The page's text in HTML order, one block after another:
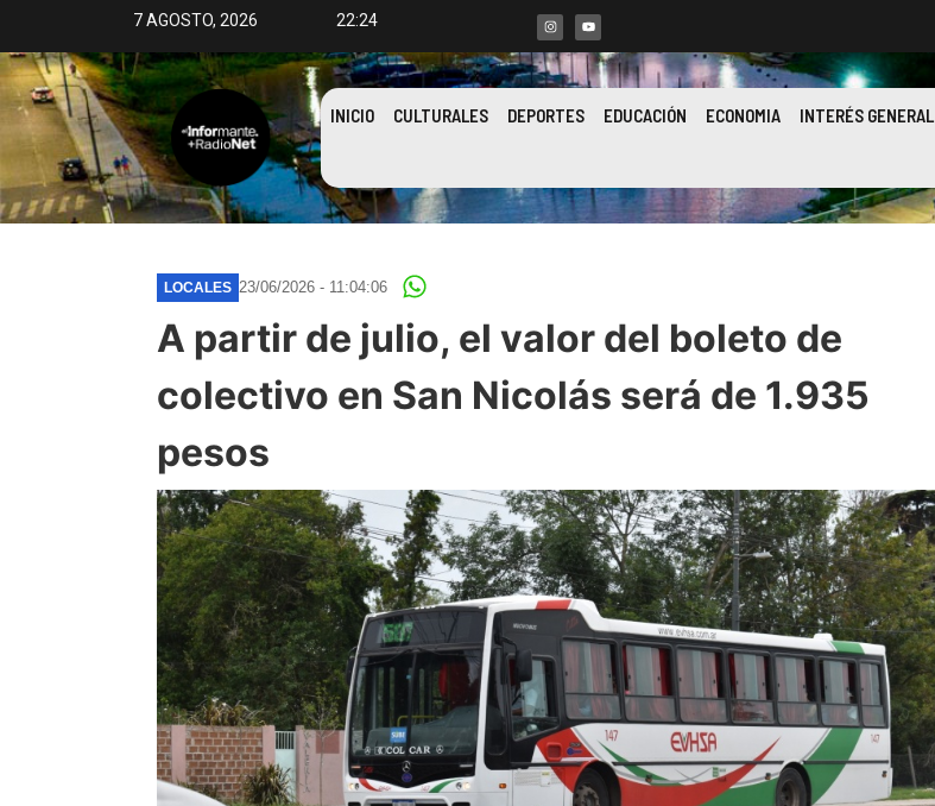
7 AGOSTO, 2026 22:24
INICIO CULTURALES DEPORTES EDUCACIÓN ECONOMIA INTERÉS GENERAL
LOCALES 23/06/2026 - 11:04:06
A partir de julio, el valor del boleto de
colectivo en San Nicolás será de 1.935
pesos